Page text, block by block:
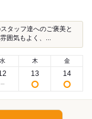
タッフ達へのご褒美と
囲気もよく、...
水 木
13
金
14